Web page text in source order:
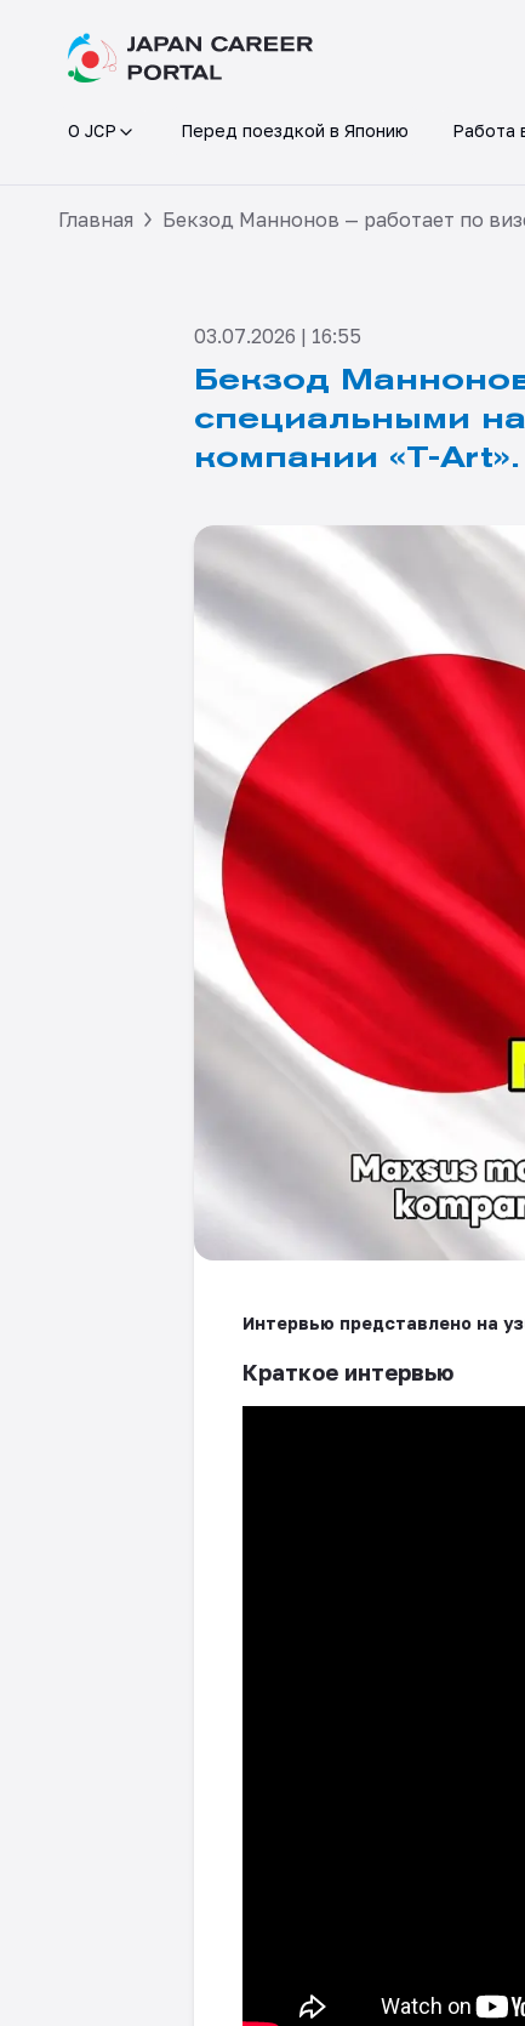
О JCP Перед поездкой в Японию Работа
Главная Бекзод Маннонов — работает по
03.07.2026 | 16:55
Бекзод
специальными
компании «T-Art».
Интервью представлено на
Краткое интервью